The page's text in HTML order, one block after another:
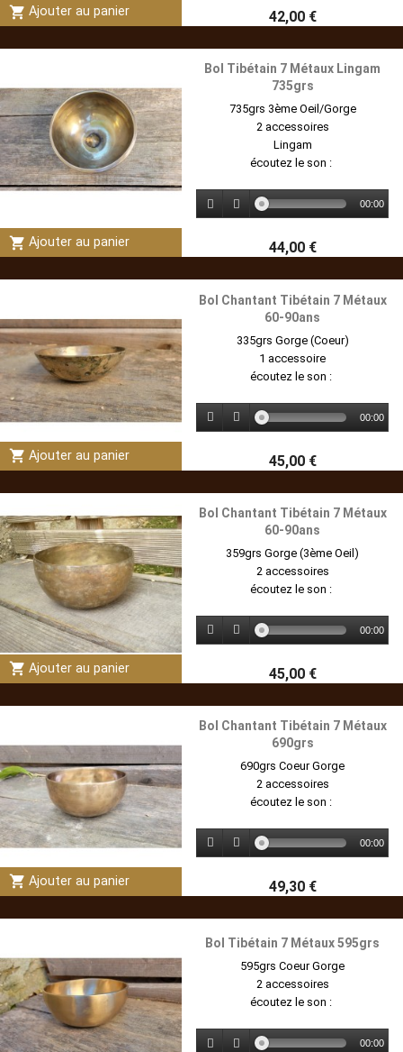
shopping_cart Ajouter au panier 42,00 €
shopping_cart Ajouter au panier
Bol Tibétain 7 Métaux Lingam
735grs
735grs 3ème Oeil/Gorge
2 accessoires
Lingam
écoutez le son :
00:00
44,00 €
shopping_cart Ajouter au panier
Bol Chantant Tibétain 7 Métaux
60-90ans
335grs Gorge (Coeur)
1 accessoire
écoutez le son :
00:00
45,00 €
shopping_cart Ajouter au panier
Bol Chantant Tibétain 7 Métaux
60-90ans
359grs Gorge (3ème Oeil)
2 accessoires
écoutez le son :
00:00
45,00 €
shopping_cart Ajouter au panier
Bol Chantant Tibétain 7 Métaux
690grs
690grs Coeur Gorge
2 accessoires
écoutez le son :
00:00
49,30 €
Bol Tibétain 7 Métaux 595grs
595grs Coeur Gorge
2 accessoires
écoutez le son :
00:00